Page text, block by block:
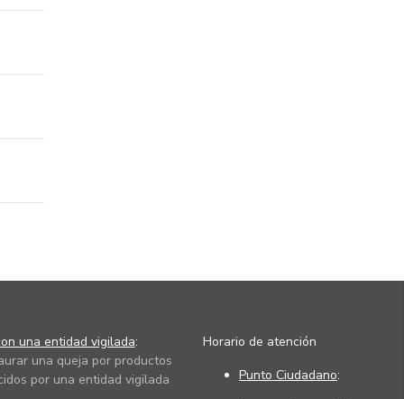
una entidad vigilada:
una queja por productos
por una entidad vigilada
Horario de atención
Punto Ciudadano: